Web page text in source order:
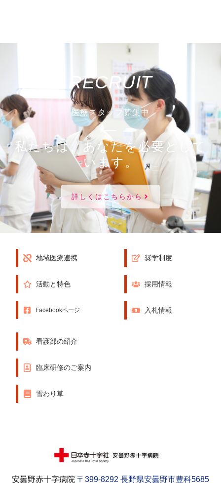
RECRUIT
医療スタッフ募集中
私たちは、あなたを必要として
います。
詳しくはこちらから
地域医療連携
活動と特色
Facebookページ
奨学制度
採用情報
入札情報
看護部の紹介
臨床研修のご案内
雪わり草
安曇野赤十字病院 〒399-8292 長野県安曇野市豊科5685